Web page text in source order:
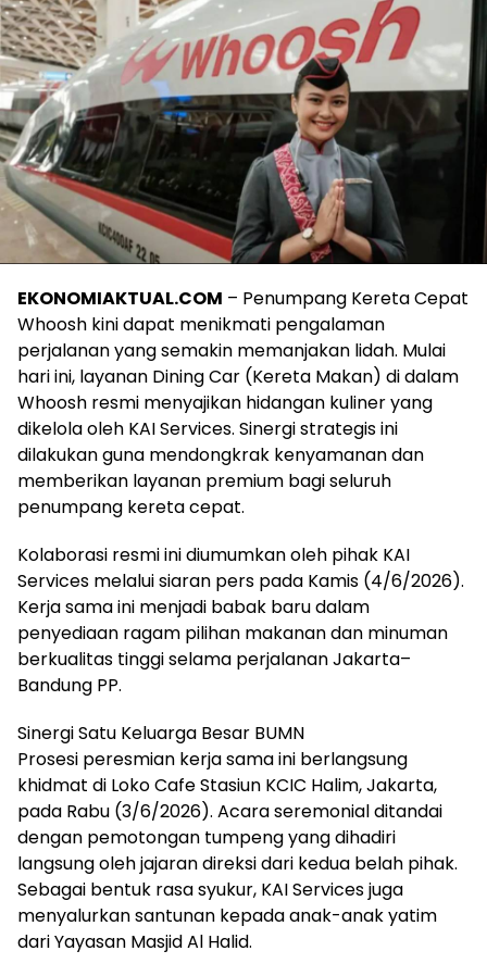
EKONOMIAKTUAL.COM – Penumpang Kereta Cepat
Whoosh kini dapat menikmati pengalaman
perjalanan yang semakin memanjakan lidah. Mulai
hari ini, layanan Dining Car (Kereta Makan) di dalam
Whoosh resmi menyajikan hidangan kuliner yang
dikelola oleh KAI Services. Sinergi strategis ini
dilakukan guna mendongkrak kenyamanan dan
memberikan layanan premium bagi seluruh
penumpang kereta cepat.
Kolaborasi resmi ini diumumkan oleh pihak KAI
Services melalui siaran pers pada Kamis (4/6/2026).
Kerja sama ini menjadi babak baru dalam
penyediaan ragam pilihan makanan dan minuman
berkualitas tinggi selama perjalanan Jakarta–
Bandung PP.
Sinergi Satu Keluarga Besar BUMN
Prosesi peresmian kerja sama ini berlangsung
khidmat di Loko Cafe Stasiun KCIC Halim, Jakarta,
pada Rabu (3/6/2026). Acara seremonial ditandai
dengan pemotongan tumpeng yang dihadiri
langsung oleh jajaran direksi dari kedua belah pihak.
Sebagai bentuk rasa syukur, KAI Services juga
menyalurkan santunan kepada anak-anak yatim
dari Yayasan Masjid Al Halid.